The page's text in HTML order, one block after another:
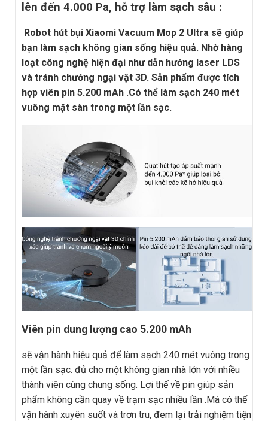
lên đến 4.000 Pa, hỗ trợ làm sạch sâu :
Robot hút bụi Xiaomi Vacuum Mop 2 Ultra sẽ giúp
bạn làm sạch không gian sống hiệu quả. Nhờ hàng
loạt công nghệ hiện đại như dẫn hướng laser LDS
và tránh chướng ngại vật 3D. Sản phẩm được tích
hợp viên pin 5.200 mAh .Có thể làm sạch 240 mét
vuông mặt sàn trong một lần sạc.
Viên pin dung lượng cao 5.200 mAh
sẽ vận hành hiệu quả để làm sạch 240 mét vuông trong
một lần sạc. đủ cho một không gian nhà lớn với nhiều
thành viên cùng chung sống. Lợi thế về pin giúp sản
phẩm không cần quay về trạm sạc nhiều lần .Mà có thể
vận hành xuyên suốt và trơn tru, đem lại trải nghiệm tiện